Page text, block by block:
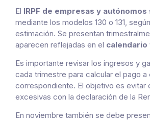
El IRPF de empresas y autónomos
mediante los modelos 130 o 131,
estimación. Se presentan
aparecen reflejadas en el
Es importante revisar los ingresos y
cada trimestre para calcular el pago a
correspondiente. El objetivo es evitar
excesivas con la declaración de la
En noviembre también se debe